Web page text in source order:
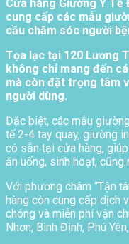
Cửa hàng Giường Y
cung cấp các mẫu
cầu chăm sóc người
Tọa lạc tại 120 Lương
không chỉ mang đến
mà còn đặt trọng tâm
người dùng.
Đặc biệt, các mẫu
tế 2-4 tay quay, giường
có sẵn tại cửa hàng,
ăn uống, sinh hoạt,
Với phương châm “Tận
hàng còn cung cấp dịch
chóng và miễn phí vận
Nhơn, Bình Định, Phú